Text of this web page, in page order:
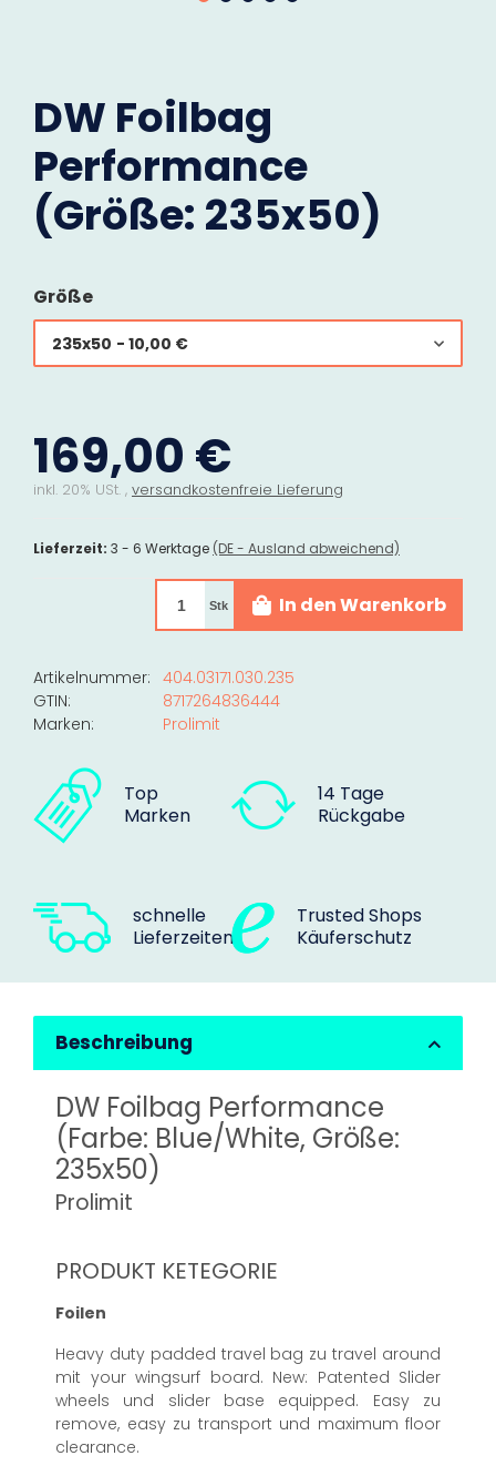
DW Foilbag
Performance
(Größe: 235x50)
Größe
235x50 - 10,00 €
169,00 €
inkl. 20% USt. , versandkostenfreie Lieferung
Lieferzeit: 3 - 6 Werktage (DE - Ausland abweichend)
Stk In den Warenkorb
Artikelnummer: 404.03171.030.235
GTIN:
8717264836444
Marken:
Prolimit
Top
Marken
14 Tage
Rückgabe
schnelle
Lieferzeiten
Trusted Shops
Käuferschutz
Beschreibung
DW Foilbag Performance
(Farbe: Blue/White, Größe:
235x50)
Prolimit
PRODUKT KETEGORIE
Foilen
Heavy duty padded travel bag zu travel around
mit your wingsurf board. New: Patented Slider
wheels und slider base equipped. Easy zu
remove, easy zu transport und maximum floor
clearance.